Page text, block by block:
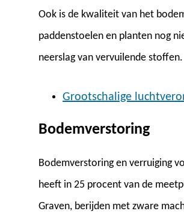
Ook is de kwaliteit van het
paddenstoelen en planten nog
neerslag van vervuilende stoffen.
Grootschalige
Bodemverstoring
Bodemverstoring en verruiging
heeft in 25 procent van de
Graven, berijden met zware